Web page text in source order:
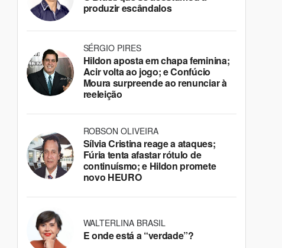
produzir escândalos
SÉRGIO PIRES
Hildon aposta em chapa feminina;
Acir volta ao jogo; e Confúcio
Moura surpreende ao renunciar à
reeleição
ROBSON OLIVEIRA
Sílvia Cristina reage a ataques;
Fúria tenta afastar rótulo de
continuísmo; e Hildon promete
novo HEURO
WALTERLINA BRASIL
E onde está a “verdade”?